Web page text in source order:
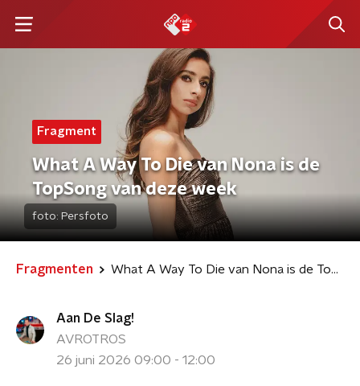
Fragment
What A Way To Die van Nona is de
TopSong van deze week
foto: Persfoto
Fragmenten What A Way To Die van Nona is de TopSong van deze week
Aan De Slag!
AVROTROS
26 juni 2026 09:00 - 12:00